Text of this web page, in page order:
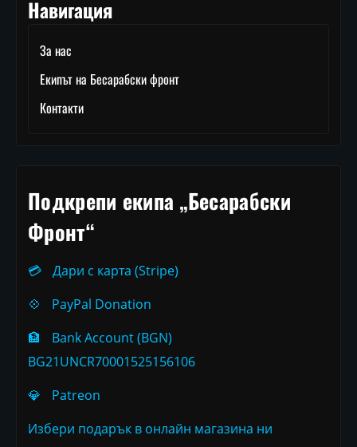
Навигация
За нас
Екипът на Бесарабски фронт
Контакти
Подкрепи екипа „Бесарабски
Фронт“
💳
Дари с карта (Stripe)
💠
PayPal Donation
🏦
Bank Account (BGN)
BG21UNCR70001525156106
💎
Patreon
Избери подарък в онлайн магазина ни